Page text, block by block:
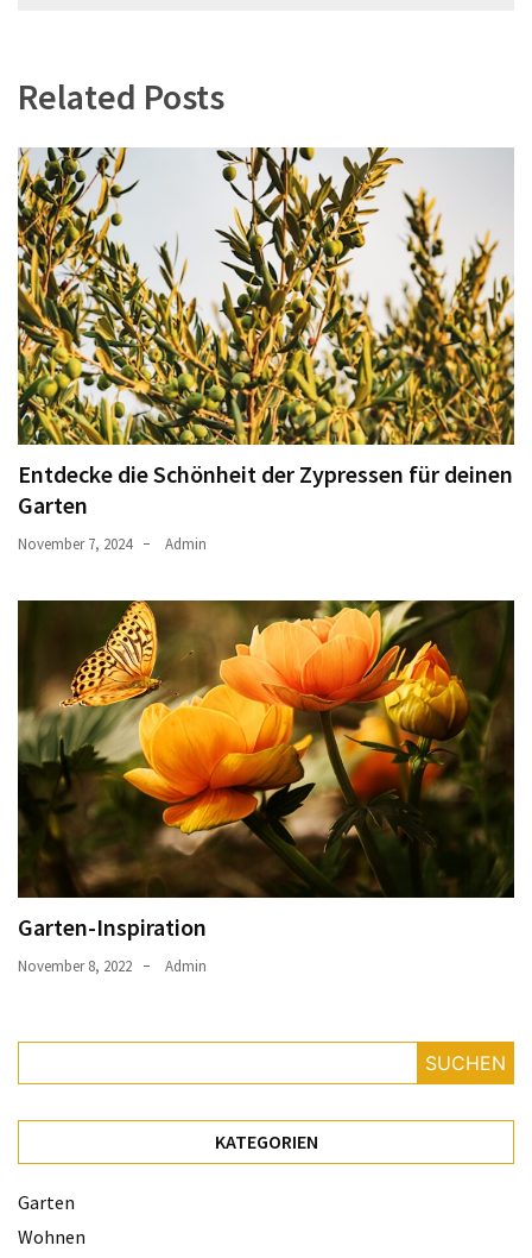
Related Posts
Entdecke die Schönheit der Zypressen für deinen
Garten
November 7, 2024 Admin
Garten-Inspiration
November 8, 2022 Admin
SUCHEN
KATEGORIEN
Garten
Wohnen